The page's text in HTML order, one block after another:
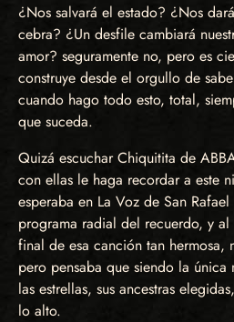
¿Nos salvará el estado? ¿Nos
cebra? ¿Un desfile cambiará
amor? seguramente no, pero es
construye desde el orgullo de
cuando hago todo esto, total,
que suceda.
Quizá escuchar Chiquitita de
con ellas le haga recordar a este
esperaba en La Voz de San
programa radial del recuerdo, y
final de esa canción tan
pero pensaba que siendo la única
las estrellas, sus ancestras
lo alto.